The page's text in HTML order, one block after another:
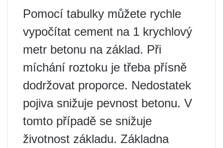
Pomocí tabulky můžete rychle
vypočítat cement na 1 krychlový
metr betonu na základ. Při
míchání roztoku je třeba přísně
dodržovat proporce. Nedostatek
pojiva snižuje pevnost betonu. V
tomto případě se snižuje
životnost základu. Základna